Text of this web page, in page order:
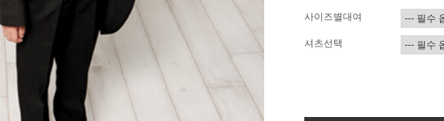
사이즈별대여
셔츠선택